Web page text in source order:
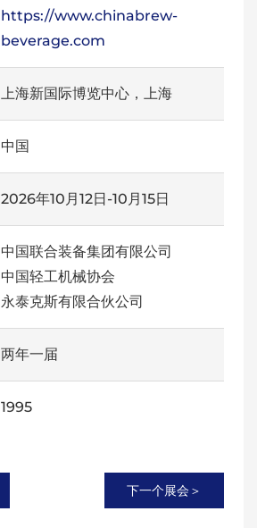
https://www.chinabrew-
beverage.com
上海新国际博览中心，上海
中国
2026年10月12日-10月15日
中国联合装备集团有限公司
中国轻工机械协会
永泰克斯有限合伙公司
两年一届
1995
下一个展会＞